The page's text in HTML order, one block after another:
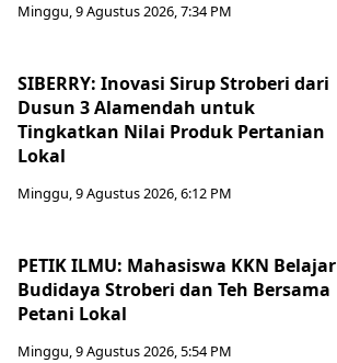
Minggu, 9 Agustus 2026, 7:34 PM
SIBERRY: Inovasi Sirup Stroberi dari
Dusun 3 Alamendah untuk
Tingkatkan Nilai Produk Pertanian
Lokal
Minggu, 9 Agustus 2026, 6:12 PM
PETIK ILMU: Mahasiswa KKN Belajar
Budidaya Stroberi dan Teh Bersama
Petani Lokal
Minggu, 9 Agustus 2026, 5:54 PM